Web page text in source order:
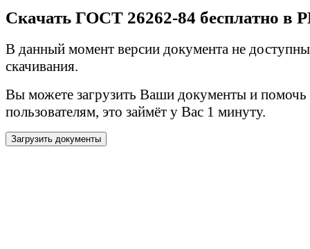
Скачать ГОСТ 26262-84 бесплатно в
В данный момент версии документа не
скачивания.
Вы можете загрузить Ваши документы и
пользователям, это займёт у Вас 1 минуту.
Загрузить документы